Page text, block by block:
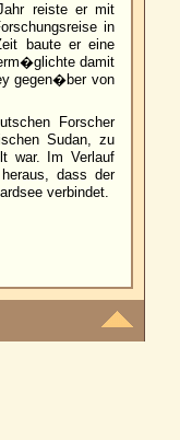
reiste er mit
in
baute er eine
damit
gegen�ber von
Forscher
Sudan, zu
war. Im Verlauf
dass der
verbindet.